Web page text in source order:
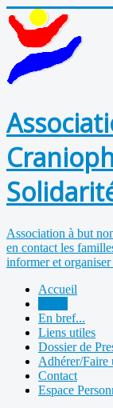
Association à but
en contact les
informer et organiser
Accueil
En bref...
Liens utiles
Dossier de
Adhérer/Faire
Contact
Espace